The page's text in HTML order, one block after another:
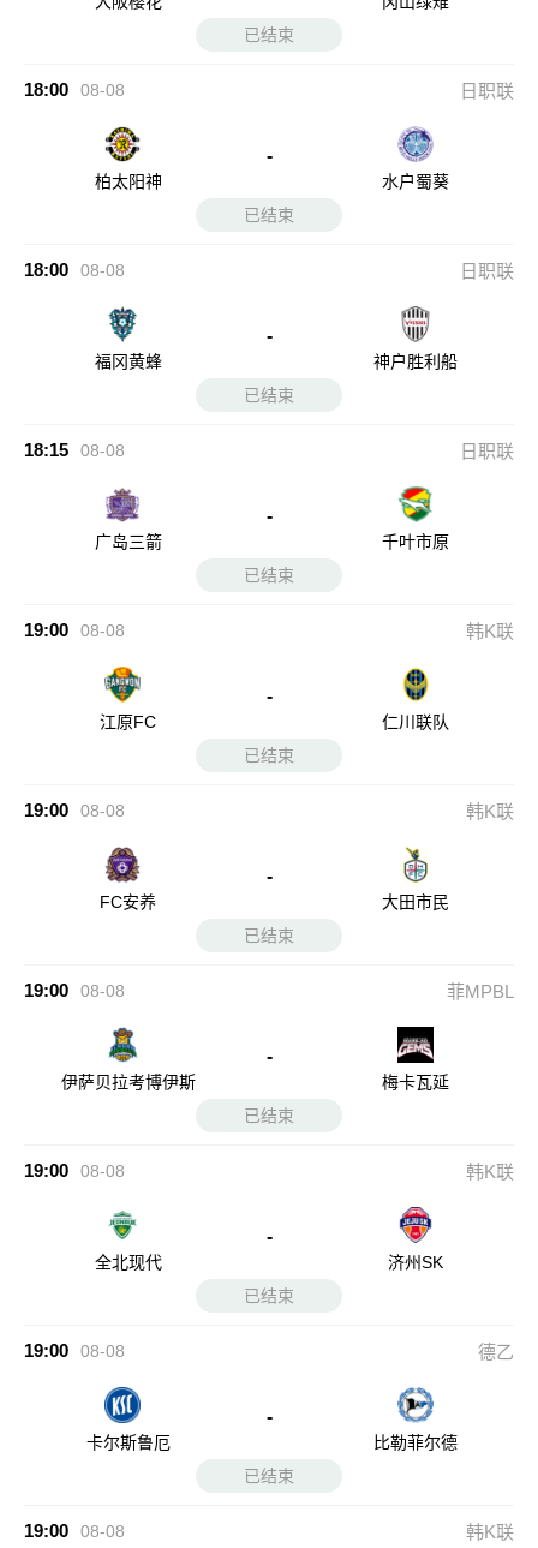
已结束
18:00 08-08 日职联
柏太阳神
-
水户蜀葵
已结束
18:00 08-08 日职联
福冈黄蜂
-
神户胜利船
已结束
18:15 08-08 日职联
广岛三箭
-
千叶市原
已结束
19:00 08-08 韩K联
江原FC
-
仁川联队
已结束
19:00 08-08 韩K联
FC安养
-
大田市民
已结束
19:00 08-08 菲MPBL
伊萨贝拉考博伊斯
-
梅卡瓦延
已结束
19:00 08-08 韩K联
全北现代
-
济州SK
已结束
19:00 08-08 德乙
卡尔斯鲁厄
-
比勒菲尔德
已结束
19:00 08-08 韩K联